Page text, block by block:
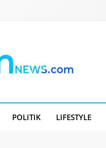
POLITIK LIFESTYLE